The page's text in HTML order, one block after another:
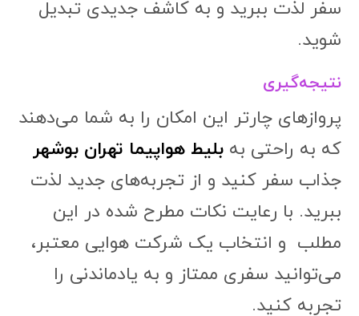
سفر لذت ببرید و به کاشف جدیدی تبدیل
شوید.
نتیجه‌گیری
پروازهای چارتر این امکان را به شما می‌دهند
که به راحتی بهبلیط هواپیما تهران بوشهر
جذاب سفر کنید و از تجربه‌های جدید لذت
ببرید. با رعایت نکات مطرح شده در این
مطلب و انتخاب یک شرکت هوایی معتبر،
می‌توانید سفری ممتاز و به یادماندنی را
تجربه کنید.